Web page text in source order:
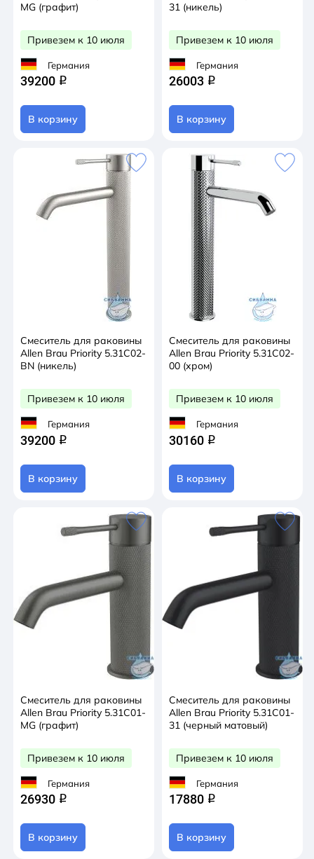
MG (графит)
Привезем к 10 июля
Германия
39200 q
В корзину
31 (никель)
Привезем к 10 июля
Германия
26003 q
В корзину
Смеситель для раковины
Allen Brau Priority 5.31С02-
BN (никель)
Привезем к 10 июля
Германия
39200 q
В корзину
Смеситель для раковины
Allen Brau Priority 5.31С02-
00 (хром)
Привезем к 10 июля
Германия
30160 q
В корзину
Смеситель для раковины
Allen Brau Priority 5.31С01-
MG (графит)
Привезем к 10 июля
Германия
26930 q
В корзину
Смеситель для раковины
Allen Brau Priority 5.31С01-
31 (черный матовый)
Привезем к 10 июля
Германия
17880 q
В корзину